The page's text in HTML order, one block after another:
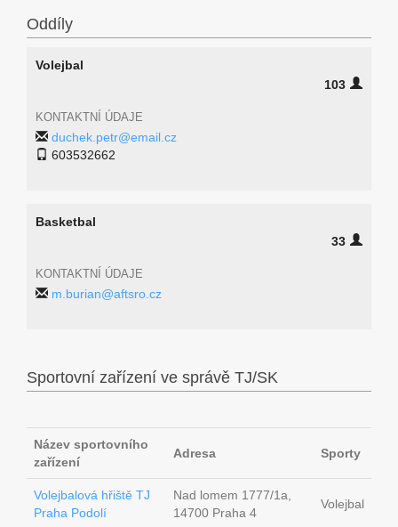
Oddíly
Volejbal
103
KONTAKTNÍ ÚDAJE
duchek.petr@email.cz
603532662
Basketbal
33
KONTAKTNÍ ÚDAJE
m.burian@aftsro.cz
Sportovní zařízení ve správě TJ/SK
Název sportovního
zařízení
Adresa Sporty
Volejbalová hřiště TJ
Praha Podolí
Nad lomem 1777/1a,
14700 Praha 4
Volejbal